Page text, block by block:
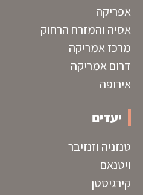
אפריקה
אסיה והמזרח הרחוק
מרכז אמריקה
דרום אמריקה
אירופה
יעדים
טנזניה וזנזיבר
ויטנאם
קירגיסטן